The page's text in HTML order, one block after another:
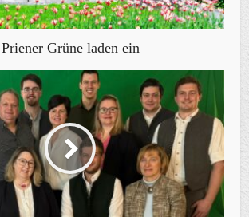
Priener Grüne laden ein